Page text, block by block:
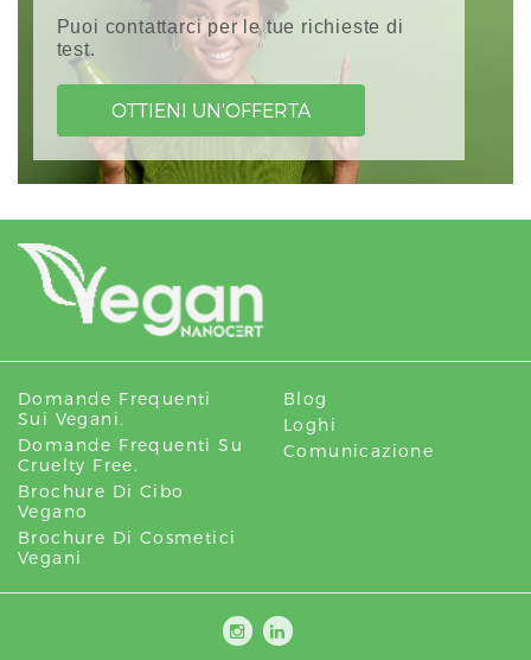
Puoi contattarci per le tue richieste di
test.
OTTIENI UN'OFFERTA
Domande Frequenti
Sui Vegani.
Domande Frequenti Su
Cruelty Free.
Brochure Di Cibo
Vegano
Brochure Di Cosmetici
Vegani
Blog
Loghi
Comunicazione